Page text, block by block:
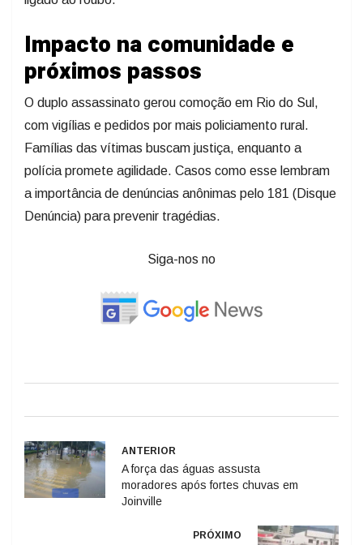
Impacto na comunidade e
próximos passos
O duplo assassinato gerou comoção em Rio do Sul,
com vigílias e pedidos por mais policiamento rural.
Famílias das vítimas buscam justiça, enquanto a
polícia promete agilidade. Casos como esse lembram
a importância de denúncias anônimas pelo 181 (Disque
Denúncia) para prevenir tragédias.
Siga-nos no
ANTERIOR
A força das águas assusta
moradores após fortes chuvas em
Joinville
PRÓXIMO